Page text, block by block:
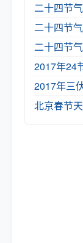
二十四节
二十四节
二十四节
2017年24
2017年三
北京春节